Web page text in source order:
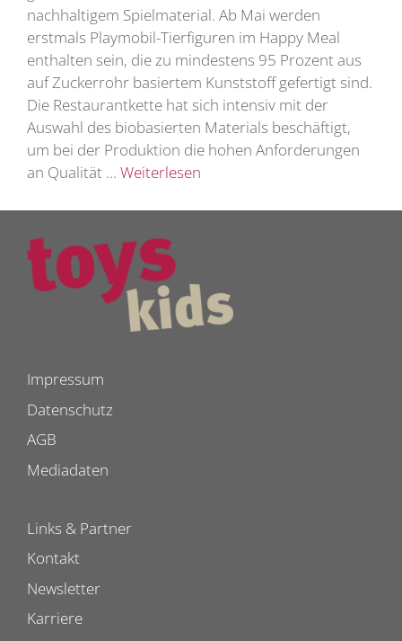
nachhaltigem Spielmaterial. Ab Mai werden
erstmals Playmobil-Tierfiguren im Happy Meal
enthalten sein, die zu mindestens 95 Prozent aus
auf Zuckerrohr basiertem Kunststoff gefertigt sind.
Die Restaurantkette hat sich intensiv mit der
Auswahl des biobasierten Materials beschäftigt,
um bei der Produktion die hohen Anforderungen
an Qualität … Weiterlesen
Impressum
Datenschutz
AGB
Mediadaten
Links & Partner
Kontakt
Newsletter
Karriere